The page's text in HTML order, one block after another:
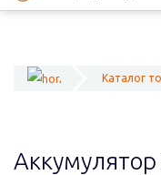
Каталог